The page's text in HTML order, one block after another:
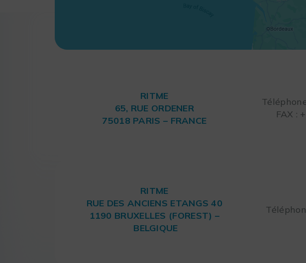
RITME
65, RUE ORDENER
75018 PARIS – FRANCE
FAX :
RITME
RUE DES ANCIENS ETANGS 40
1190 BRUXELLES (FOREST) –
BELGIQUE